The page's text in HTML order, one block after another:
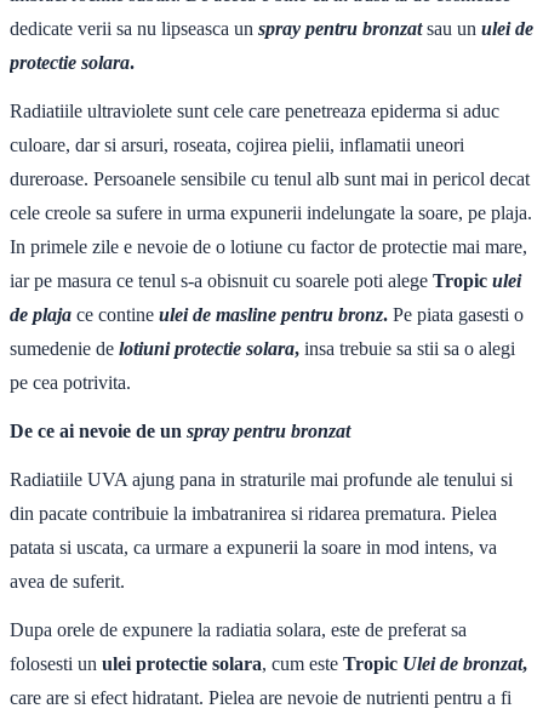
dedicate verii sa nu lipseasca un spray pentru bronzat sau un ulei de
protectie solara.
Radiatiile ultraviolete sunt cele care penetreaza epiderma si aduc
culoare, dar si arsuri, roseata, cojirea pielii, inflamatii uneori
dureroase. Persoanele sensibile cu tenul alb sunt mai in pericol decat
cele creole sa sufere in urma expunerii indelungate la soare, pe plaja.
In primele zile e nevoie de o lotiune cu factor de protectie mai mare,
iar pe masura ce tenul s-a obisnuit cu soarele poti alege Tropic ulei
de plaja ce contine ulei de masline pentru bronz. Pe piata gasesti o
sumedenie de lotiuni protectie solara, insa trebuie sa stii sa o alegi
pe cea potrivita.
De ce ai nevoie de un spray pentru bronzat
Radiatiile UVA ajung pana in straturile mai profunde ale tenului si
din pacate contribuie la imbatranirea si ridarea prematura. Pielea
patata si uscata, ca urmare a expunerii la soare in mod intens, va
avea de suferit.
Dupa orele de expunere la radiatia solara, este de preferat sa
folosesti un ulei protectie solara, cum este Tropic Ulei de bronzat,
care are si efect hidratant. Pielea are nevoie de nutrienti pentru a fi